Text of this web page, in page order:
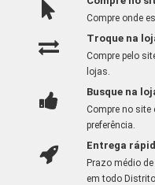
Compre onde
Troque na
Compre pelo
lojas.
Busque na
Compre no site
preferência.
Entrega
Prazo médio
em todo